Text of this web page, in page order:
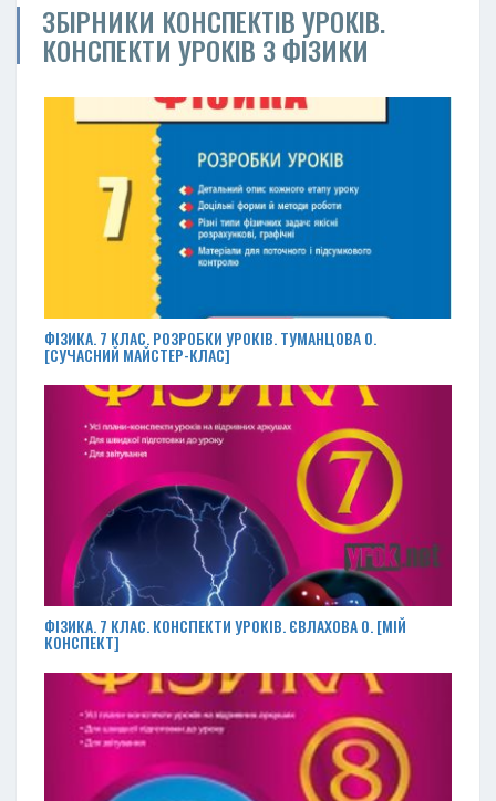
ЗБІРНИКИ КОНСПЕКТІВ УРОКІВ.
КОНСПЕКТИ УРОКІВ З ФІЗИКИ
ФІЗИКА. 7 КЛАС. РОЗРОБКИ УРОКІВ. ТУМАНЦОВА О.
[СУЧАСНИЙ МАЙСТЕР-КЛАС]
ФІЗИКА. 7 КЛАС. КОНСПЕКТИ УРОКІВ. ЄВЛАХОВА О. [МІЙ
КОНСПЕКТ]